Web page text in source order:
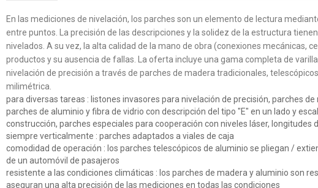
Descuento hasta 50%
En las mediciones de nivelación, los parches son un elemento de lectura
entre puntos. La precisión de las descripciones y la solidez de la estructura
nivelados. A su vez, la alta calidad de la mano de obra (conexiones mecánicas,
productos y su ausencia de fallas. La oferta incluye una gama completa de
nivelación de precisión a través de parches de madera tradicionales,
milimétrica.
para diversas tareas : listones invasores para nivelación de precisión, parches
parches de aluminio y fibra de vidrio con descripción del tipo "E" en un lado y
construcción, parches especiales para cooperación con niveles láser, longitudes
siempre verticalmente : parches adaptados a viales de caja
comodidad de operación : los parches telescópicos de aluminio se pliegan /
de un automóvil de pasajeros
resistente a las condiciones climáticas : los parches de madera y aluminio son
aseguran una alta precisión de las mediciones en todas las condiciones